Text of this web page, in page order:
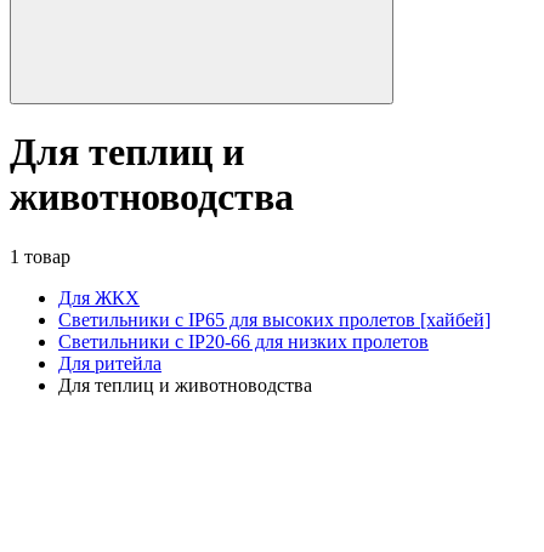
Для теплиц и
животноводства
1 товар
Для ЖКХ
Светильники с IP65 для высоких пролетов [хайбей]
Светильники с IP20-66 для низких пролетов
Для ритейла
Для теплиц и животноводства